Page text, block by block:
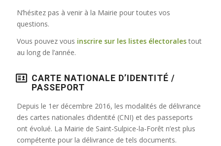
N’hésitez pas à venir à la Mairie pour toutes vos
questions.
Vous pouvez vous inscrire sur les listes électoralestout
au long de l’année.
CARTE NATIONALE D’IDENTITÉ /
PASSEPORT
Depuis le 1er décembre 2016, les modalités de délivrance
des cartes nationales d’identité (CNI) et des passeports
ont évolué. La Mairie de Saint-Sulpice-la-Forêt n’est plus
compétente pour la délivrance de tels documents.